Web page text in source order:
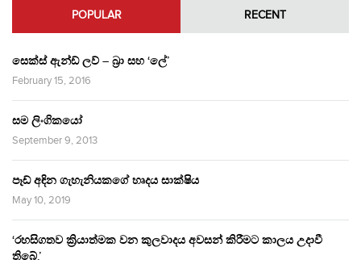
POPULAR RECENT
සෙක්ස් ඇන්ඩ් ලව් – බ්‍රා සහ ‘ලේ’
February 15, 2016
සම ලිංගිකයෝ
September 9, 2013
පෑඩ් අඳින ගැහැනියකගේ හෘදය සාක්ෂිය
May 10, 2019
‘රහසිගතව ක්‍රියාත්මක වන කුලවාදය අවසන් කිරීමට කාලය උදාවී
තිබේ.’